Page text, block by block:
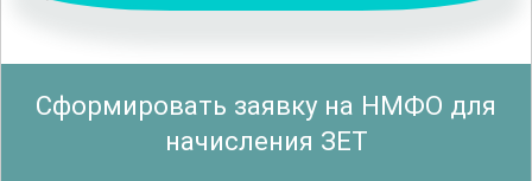
высокой продуктивности.
Курс включает в себя изучение научных
основ функционирования мозга,
нейропластичности и их влияния на
Сформировать заявку на НМФО для
начисления ЗЕТ